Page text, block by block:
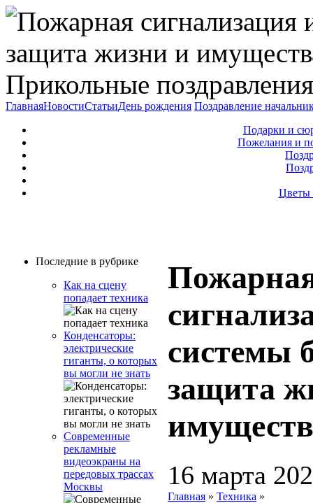
Прикольные
ГлавнаяНовостиСтатьиДень рождения Поздравление
Подарки и
Пожелания и
Цветы
Последние в рубрике
Как на сцену
попадает техника
Конденсаторы:
электрические
гиганты, о которых
вы могли не знать
Современные
рекламные
видеоэкраны на
передовых трассах
Москвы
системы
защита
16 марта
Главная » Техника »